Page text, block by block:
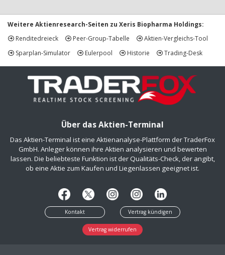
Weitere Aktienresearch-Seiten zu Xeris Biopharma Holdings:
Renditedreieck
Peer-Group-Tabelle
Aktien-Vergleichs-Tool
Sparplan-Simulator
Eulerpool Historie Trading-Desk
Über das Aktien-Terminal
Das Aktien-Terminal ist eine Aktienanalyse-Plattform der TraderFox
GmbH. Anleger können ihre Aktien analysieren und bewerten
lassen. Die beliebteste Funktion ist der Qualitäts-Check, der angibt,
ob eine Aktie zum Kaufen und Liegenlassen geeignet ist.
Kontakt Vertrag kündigen
Vertrag widerrufen